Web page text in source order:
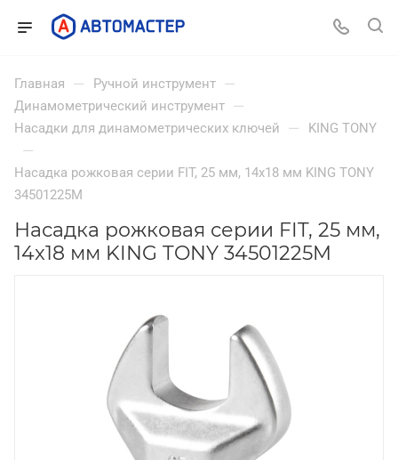
Главная — Ручной инструмент —
Динамометрический инструмент —
Насадки для динамометрических ключей — KING TONY
—
Насадка рожковая серии FIT, 25 мм, 14x18 мм KING TONY
34501225M
Насадка рожковая серии FIT, 25 мм,
14x18 мм KING TONY 34501225M